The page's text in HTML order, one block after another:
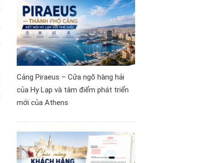
Cảng Piraeus – Cửa ngõ hàng hải
của Hy Lạp và tâm điểm phát triển
mới của Athens